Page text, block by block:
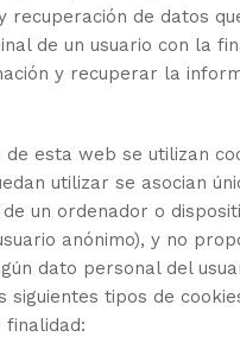
recuperación de datos
de un usuario con la
y recuperar la
de esta web se utilizan
utilizar se asocian
un ordenador o
anónimo), y no
dato personal del
siguientes tipos de
finalidad: